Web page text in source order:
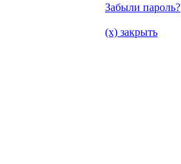
Забыли пароль?
(x) закрыть